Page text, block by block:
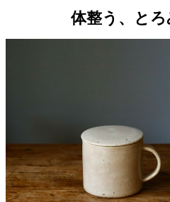
体整う、と